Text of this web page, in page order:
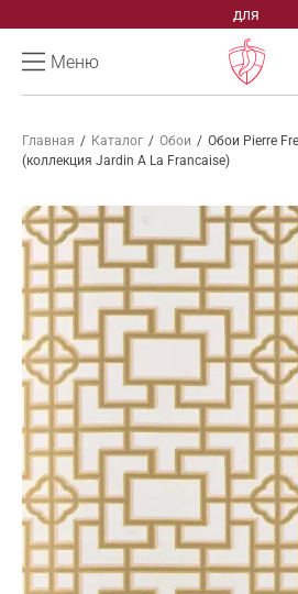
для
Меню
Главная / Каталог / Обои / Обои Pierre
(коллекция Jardin A La Francaise)